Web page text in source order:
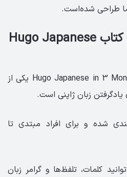
طراحی شده‌‌است.
آموزش زبان ژاپنی با کتاب Hugo Japanese
کتاب آموزش زبان ژاپنی Hugo Japanese in 3 Months یکی از
زبان ژاپنی است.
شده و برای افراد مبتدی تا
کلمات، تلفظ‌‌ها و گرامر زبان